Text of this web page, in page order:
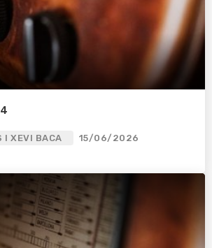
I XEVI BACA 15/06/2026